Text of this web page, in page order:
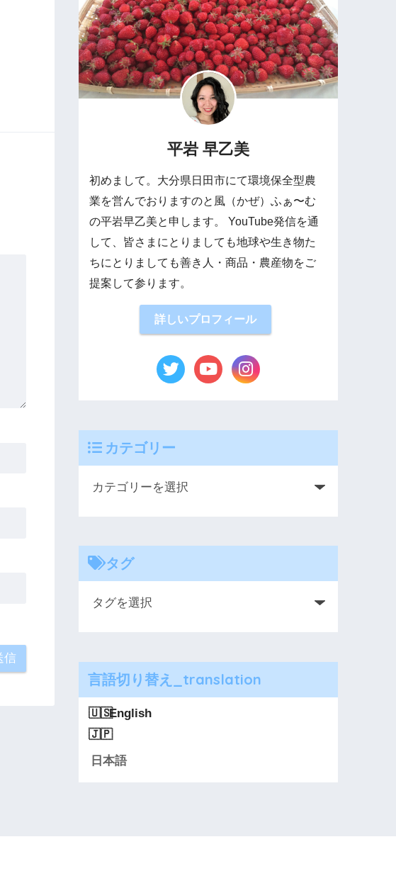
平岩 早乙美
初めまして。大分県日田市にて環境保全型農
業を営んでおりますのと風（かぜ）ふぁ〜む
の平岩早乙美と申します。 YouTube発信を通
して、皆さまにとりましても地球や生き物た
ちにとりましても善き人・商品・農産物をご
提案して参ります。
詳しいプロフィール
カテゴリー
タグ
言語切り替え_translation
English
日本語